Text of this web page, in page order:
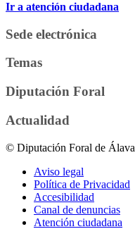
Ir a atención ciudadana
Sede electrónica
Temas
Diputación Foral
Actualidad
© Diputación Foral de Álava
Aviso legal
Política de Privacidad
Accesibilidad
Canal de denuncias
Atención ciudadana